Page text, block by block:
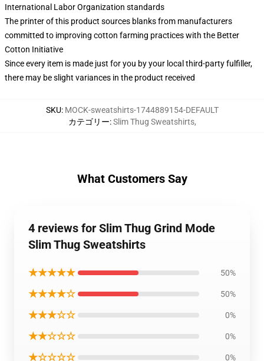
International Labor Organization standards
The printer of this product sources blanks from manufacturers
committed to improving cotton farming practices with the Better
Cotton Initiative
Since every item is made just for you by your local third-party fulfiller,
there may be slight variances in the product received
SKU: MOCK-sweatshirts-1744889154-DEFAULT
カテゴリー:Slim Thug Sweatshirts,
What Customers Say
4 reviews for Slim Thug Grind Mode
Slim Thug Sweatshirts
★★★★★ 50%
★★★★☆ 50%
★★★☆☆ 0%
★★☆☆☆ 0%
★☆☆☆☆ 0%